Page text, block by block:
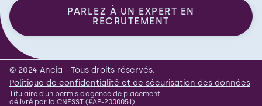
PARLEZ À UN EXPERT EN
RECRUTEMENT
© 2024 Ancia - Tous droits réservés.
Politique de confidentialité et de sécurisation des données
Titulaire d’un permis d’agence de placement
délivré par la CNESST (#AP-2000051)